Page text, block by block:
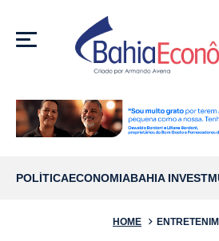
MENU
POLÍTICAECONOMIABAHIA INVEST
HOME